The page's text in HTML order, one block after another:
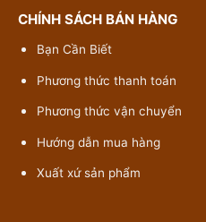
CHÍNH SÁCH BÁN HÀNG
Bạn Cần Biết
Phương thức thanh toán
Phương thức vận chuyển
Hướng dẫn mua hàng
Xuất xứ sản phẩm